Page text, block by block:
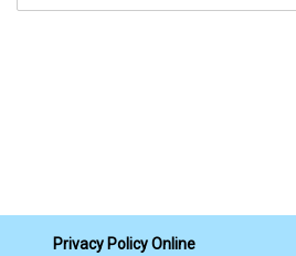
Privacy Policy Online